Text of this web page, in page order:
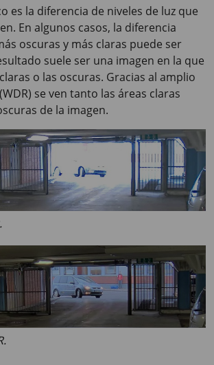
es la diferencia de niveles de luz que
En algunos casos, la diferencia
oscuras y más claras puede ser
suele ser una imagen en la que
o las oscuras. Gracias al amplio
se ven tanto las áreas claras
de la imagen.